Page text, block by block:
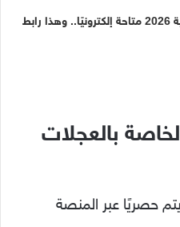
فواتير كراء سكنات عدل لشهر جويلية 2026 متاحة إلكترونيًا.. وهذا رابط
بالعجلات
حصريًا عبر المنصة